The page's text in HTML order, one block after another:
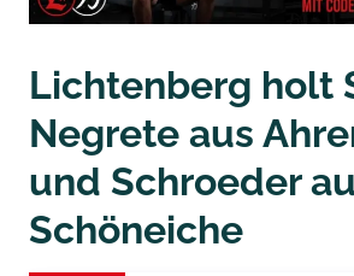
Lichtenberg holt
Negrete aus
und Schroeder
Schöneiche